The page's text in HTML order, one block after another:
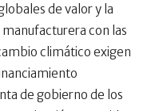
de valor y la
con las
climático exigen
de gobierno de los